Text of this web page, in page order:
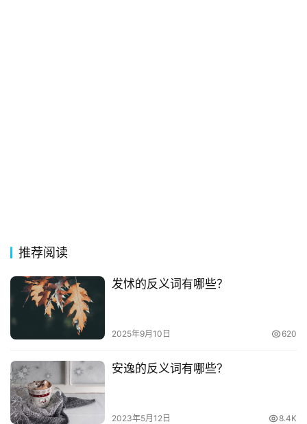
推荐阅读
发怵的反义词有哪些？
2025年9月10日 620
安逸的反义词有哪些？
2023年5月12日 8.4K